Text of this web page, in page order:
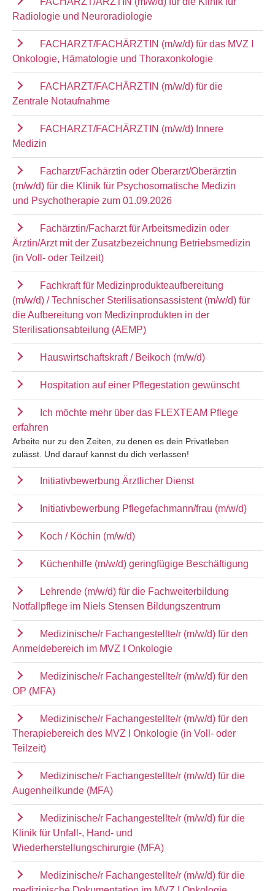
Radiologie und Neuroradiologie
FACHARZT/FACHÄRZTIN (m/w/d) für das MVZ I
Onkologie, Hämatologie und Thoraxonkologie
FACHARZT/FACHÄRZTIN (m/w/d) für die
Zentrale Notaufnahme
FACHARZT/FACHÄRZTIN (m/w/d) Innere
Medizin
Facharzt/Fachärztin oder Oberarzt/Oberärztin
(m/w/d) für die Klinik für Psychosomatische Medizin
und Psychotherapie zum 01.09.2026
Fachärztin/Facharzt für Arbeitsmedizin oder
Ärztin/Arzt mit der Zusatzbezeichnung Betriebsmedizin
(in Voll- oder Teilzeit)
Fachkraft für Medizinprodukteaufbereitung
(m/w/d) / Technischer Sterilisationsassistent (m/w/d) für
die Aufbereitung von Medizinprodukten in der
Sterilisationsabteilung (AEMP)
Hauswirtschaftskraft / Beikoch (m/w/d)
Hospitation auf einer Pflegestation gewünscht
Ich möchte mehr über das FLEXTEAM Pflege
erfahren
Arbeite nur zu den Zeiten, zu denen es dein Privatleben
zulässt. Und darauf kannst du dich verlassen!
Initiativbewerbung Ärztlicher Dienst
Initiativbewerbung Pflegefachmann/frau (m/w/d)
Koch / Köchin (m/w/d)
Küchenhilfe (m/w/d) geringfügige Beschäftigung
Lehrende (m/w/d) für die Fachweiterbildung
Notfallpflege im Niels Stensen Bildungszentrum
Medizinische/r Fachangestellte/r (m/w/d) für den
Anmeldebereich im MVZ I Onkologie
Medizinische/r Fachangestellte/r (m/w/d) für den
OP (MFA)
Medizinische/r Fachangestellte/r (m/w/d) für den
Therapiebereich des MVZ I Onkologie (in Voll- oder
Teilzeit)
Medizinische/r Fachangestellte/r (m/w/d) für die
Augenheilkunde (MFA)
Medizinische/r Fachangestellte/r (m/w/d) für die
Klinik für Unfall-, Hand- und
Wiederherstellungschirurgie (MFA)
Medizinische/r Fachangestellte/r (m/w/d) für die